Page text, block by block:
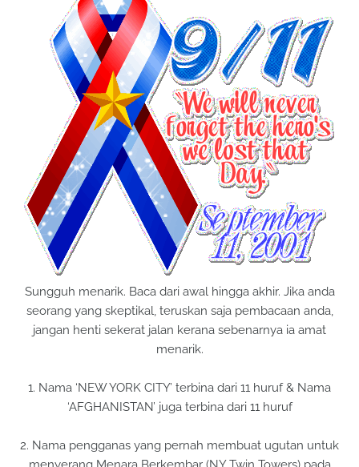
Sungguh menarik. Baca dari awal hingga akhir. Jika anda
seorang yang skeptikal, teruskan saja pembacaan anda,
jangan henti sekerat jalan kerana sebenarnya ia amat
menarik.
1. Nama ‘NEW YORK CITY’ terbina dari 11 huruf & Nama
‘AFGHANISTAN’ juga terbina dari 11 huruf
2. Nama pengganas yang pernah membuat ugutan untuk